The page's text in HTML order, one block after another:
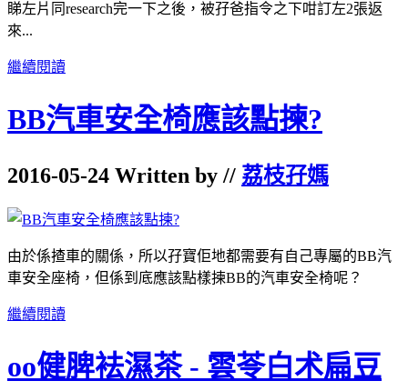
睇左片同research完一下之後，被孖爸指令之下咁訂左2張返
來...
繼續閱讀
BB汽車安全椅應該點揀?
2016-05-24 Written by // 荔枝孖媽
由於係揸車的關係，所以孖寶佢地都需要有自己專屬的BB汽
車安全座椅，但係到底應該點樣揀BB的汽車安全椅呢？
繼續閱讀
oo健脾袪濕茶 - 雲苓白术扁豆